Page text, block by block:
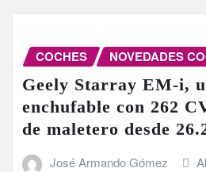
COCHES NOVEDADES
Geely Starray EM-i,
enchufable con 262
de maletero desde
José Armando Gómez